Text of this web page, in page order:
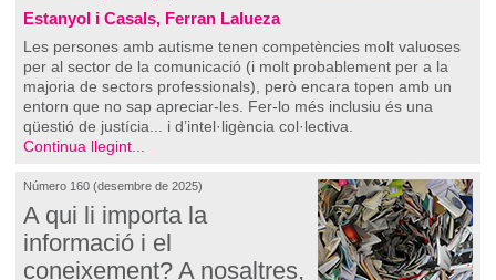
Estanyol i Casals, Ferran Lalueza
Les persones amb autisme tenen competències molt valuoses
per al sector de la comunicació (i molt probablement per a la
majoria de sectors professionals), però encara topen amb un
entorn que no sap apreciar-les. Fer-lo més inclusiu és una
qüestió de justícia... i d’intel·ligència col·lectiva.
Continua llegint...
Número 160 (desembre de 2025)
A qui li importa la
informació i el
coneixement? A nosaltres,